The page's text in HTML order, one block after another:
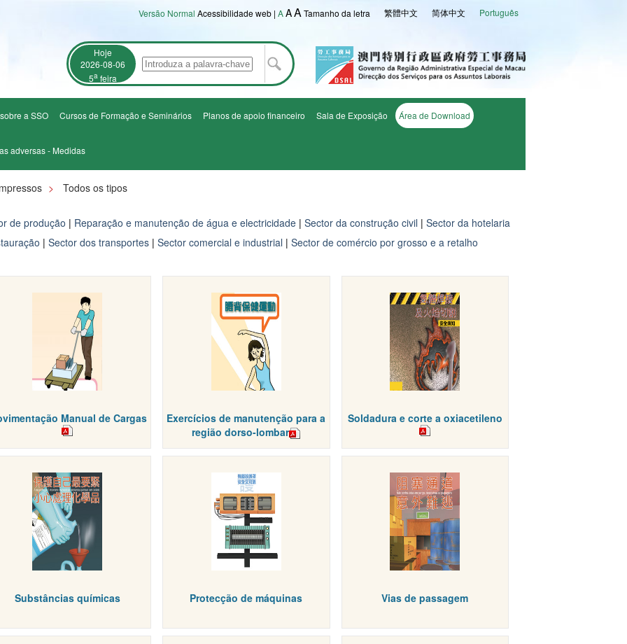
Português
简体中文
繁體中文
Versão Normal Acessibilidade web | AAATamanho da letra
Hoje
2026-08-06
5a feira
a SSO Cursos de Formação e Seminários Planos de apoio financeiro Sala de Exposição Área de Download
adversas - Medidas
> Todos os tipos
de produção | Reparação e manutenção de água e electricidade | Sector da construção civil | Sector da hotelaria
| Sector dos transportes | Sector comercial e industrial | Sector de comércio por grosso e a retalho
Manual de Cargas
Exercícios de manutenção para a
região dorso-lombar
Soldadura e corte a oxiacetileno
Substâncias químicas Protecção de máquinas Vias de passagem